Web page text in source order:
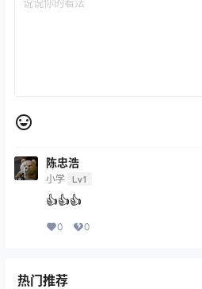
陈忠浩
小学 Lv1
👍👍👍
0 0
热门推荐